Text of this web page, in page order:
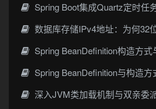
Spring Boot集成Quartz定时任务
数据库存储IPv4地址：为何32位整
Spring BeanDefinition构造方
Spring BeanDefinition与构造方
深入JVM类加载机制与双亲委